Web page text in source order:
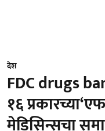
देश
FDC drugs
१६
मेडिसिन्सचा